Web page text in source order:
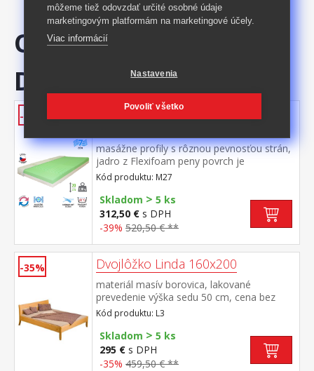
ODPORÚČAME
DOKÚPIŤ
-39%
Matrac s poťahom IDEA PARTNER
masážne profily s rôznou pevnosťou strán,
jadro z Flexifoam peny povrch je
vyprofilovaný do 7 anatomických zón na
oboch stranách tvrdá (biela) a mäkká
(svetlo zelená) strana vhodný pre všetky
typy roštov vhodný pre alergikov, poťah
snímateľný a prateľný do 60 °C
odporúčaná nosnosť do 130 kg
Kód produktu: M27
Skladom > 5 ks
312,50 € s DPH
-39% 520,50 € **
-35% Dvojlôžko Linda 160x200
materiál masív borovica, lakované
prevedenie výška sedu 50 cm, cena bez
roštu a matraca odporúčaný rozmer
matraca 160 × 200 cm alebo 2 kusy 80 ×
200 cm a rošt R2 vhodný doplnok úložný
priestor 8009
Kód produktu: L3
Skladom > 5 ks
295 € s DPH
-35% 459,50 € **
môžeme tiež odovzdať určité osobné údaje
marketingovým platformám na marketingové účely.
Viac informácií
Nastavenia
Povoliť všetko